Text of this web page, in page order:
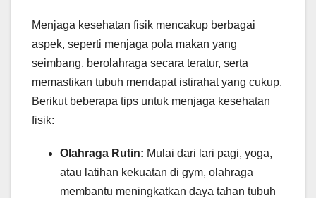
Menjaga kesehatan fisik mencakup berbagai
aspek, seperti menjaga pola makan yang
seimbang, berolahraga secara teratur, serta
memastikan tubuh mendapat istirahat yang cukup.
Berikut beberapa tips untuk menjaga kesehatan
fisik:
Olahraga Rutin: Mulai dari lari pagi, yoga,
atau latihan kekuatan di gym, olahraga
membantu meningkatkan daya tahan tubuh